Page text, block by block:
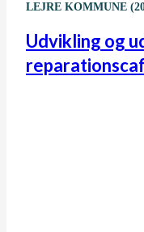
LEJRE KOMMUNE
Udvikling og